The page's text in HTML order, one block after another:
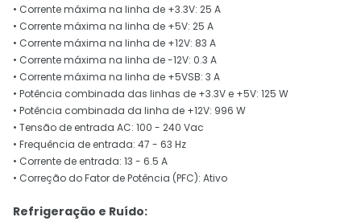
• Corrente máxima na linha de +3.3V: 25 A
• Corrente máxima na linha de +5V: 25 A
• Corrente máxima na linha de +12V: 83 A
• Corrente máxima na linha de -12V: 0.3 A
• Corrente máxima na linha de +5VSB: 3 A
• Potência combinada das linhas de +3.3V e +5V: 125 W
• Potência combinada da linha de +12V: 996 W
• Tensão de entrada AC: 100 - 240 Vac
• Frequência de entrada: 47 - 63 Hz
• Corrente de entrada: 13 - 6.5 A
• Correção do Fator de Potência (PFC): Ativo
Refrigeração e Ruído: